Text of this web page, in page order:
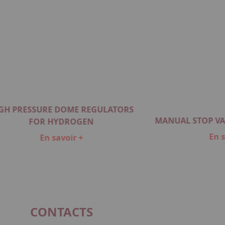
PRESSURE DOME REGULATORS
FOR HYDROGEN
En savoir +
MANUAL STOP
En
CONTACTS